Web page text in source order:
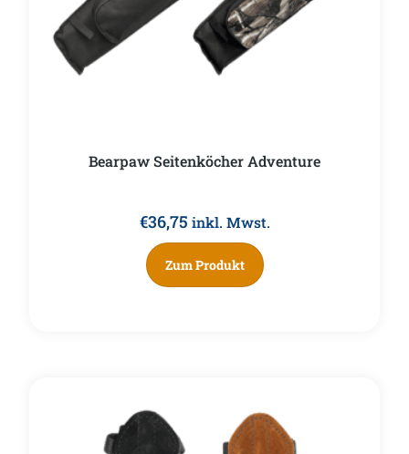
Bearpaw Seitenköcher Adventure
€36,75 inkl. Mwst.
Zum Produkt